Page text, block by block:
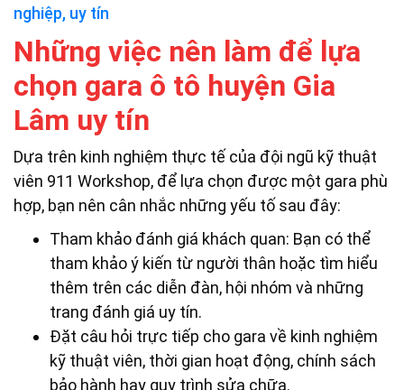
nghiệp, uy tín
Những việc nên làm để lựa
chọn gara ô tô huyện Gia
Lâm uy tín
Dựa trên kinh nghiệm thực tế của đội ngũ kỹ thuật
viên 911 Workshop, để lựa chọn được một gara phù
hợp, bạn nên cân nhắc những yếu tố sau đây:
Tham khảo đánh giá khách quan: Bạn có thể
tham khảo ý kiến từ người thân hoặc tìm hiểu
thêm trên các diễn đàn, hội nhóm và những
trang đánh giá uy tín.
Đặt câu hỏi trực tiếp cho gara về kinh nghiệm
kỹ thuật viên, thời gian hoạt động, chính sách
bảo hành hay quy trình sửa chữa.